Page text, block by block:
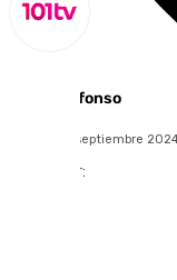
Miguel Alfonso
martes, 10 septiembre
Compartir: